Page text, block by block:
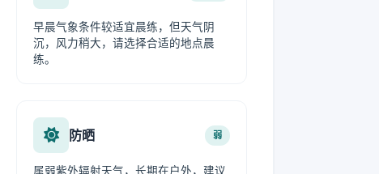
早晨气象条件较适宜晨练，但天气阴
沉，风力稍大，请选择合适的地点晨
练。
防晒 弱
属弱紫外辐射天气，长期在户外，建议